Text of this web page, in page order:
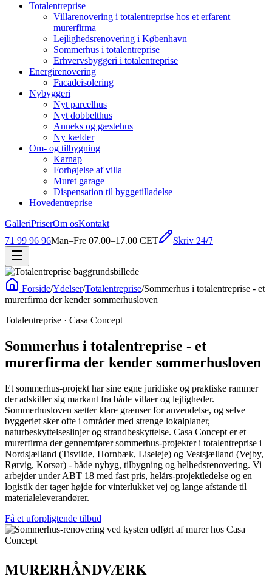
Totalentreprise
Villarenovering i totalentreprise hos et erfarent
murerfirma
Lejlighedsrenovering i København
Sommerhus i totalentreprise
Erhvervsbyggeri i totalentreprise
Energirenovering
Facadeisolering
Nybyggeri
Nyt parcelhus
Nyt dobbelthus
Anneks og gæstehus
Ny kælder
Om- og tilbygning
Karnap
Forhøjelse af villa
Muret garage
Dispensation til byggetilladelse
Hovedentreprise
GalleriPriserOm osKontakt
71 99 96 96Man–Fre 07.00–17.00 CET Skriv 24/7
Forside/Ydelser/Totalentreprise/Sommerhus i totalentreprise - et
murerfirma der kender sommerhusloven
Totalentreprise · Casa Concept
Sommerhus i totalentreprise - et
murerfirma der kender sommerhusloven
Et sommerhus-projekt har sine egne juridiske og praktiske rammer
der adskiller sig markant fra både villaer og lejligheder.
Sommerhusloven sætter klare grænser for anvendelse, og selve
byggeriet sker ofte i områder med strenge lokalplaner,
naturbeskyttelseslinjer og strandbeskyttelse. Casa Concept er et
murerfirma der gennemfører sommerhus-projekter i totalentreprise i
Nordsjælland (Tisvilde, Hornbæk, Liseleje) og Vestsjælland (Vejby,
Rørvig, Korsør) - både nybyg, tilbygning og helhedsrenovering. Vi
arbejder under ABT 18 med fast pris, helårs-projektledelse og en
logistik der tager højde for vinterlukket vej og lange afstande til
materialeleverandører.
Få et uforpligtende tilbud
MURERHÅNDVÆRK